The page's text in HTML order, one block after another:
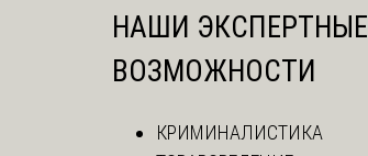
НАШИ ЭКСПЕРТНЫЕ
ВОЗМОЖНОСТИ
КРИМИНАЛИСТИКА